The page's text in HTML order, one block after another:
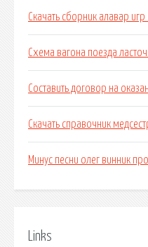
Скачать сборник алавар
Схема вагона поезда
Составить договор на
Скачать справочник
Минус песни олег винник
Links